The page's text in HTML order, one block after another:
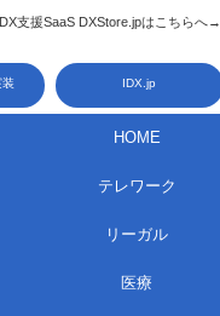
DX支援SaaS DXStore.jpはこちらへ→​
IDX.jp
HOME
テレワーク
リーガル
医療